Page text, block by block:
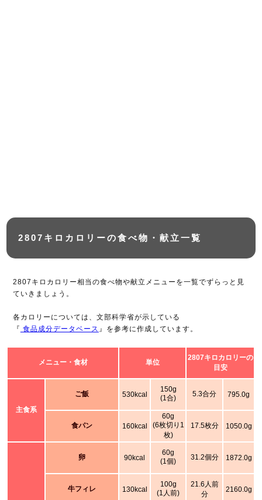
2807キロカロリーの食べ物・献立一覧
2807キロカロリー相当の食べ物や献立メニューを一覧でずらっと見
ていきましょう。
各カロリーについては、文部科学省が示している
『 食品成分データベース 』を参考に作成しています。
メニュー・食材 単位
2807キロカロリーの
目安
主食系
ご飯 530kcal
150g
(1合)
5.3合分 795.0g
食パン 160kcal
60g
(6枚切り1
枚)
17.5枚分 1050.0g
卵 90kcal
60g
(1個)
31.2個分 1872.0g
牛フィレ 130kcal
100g
(1人前)
21.6人前
分
2160.0g